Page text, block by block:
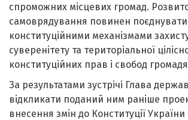
спроможних місцевих громад.
самоврядування повинен
конституційними механізмами
суверенітету та територіальної
конституційних прав і свобод
За результатами зустрічі Глава
відкликати поданий ним раніше
внесення змін до Конституції